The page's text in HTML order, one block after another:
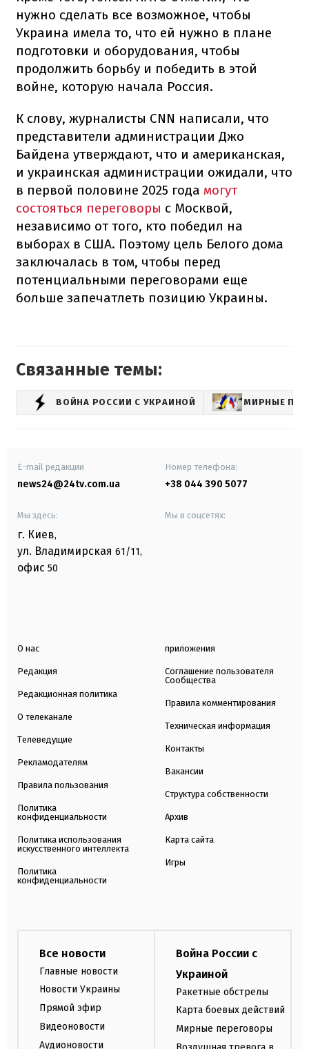
нужно сделать все возможное, чтобы
Украина имела то, что ей нужно в плане
подготовки и оборудования, чтобы
продолжить борьбу и победить в этой
войне, которую начала Россия.
К слову, журналисты CNN написали, что
представители администрации Джо
Байдена утверждают, что и американская,
и украинская администрации ожидали, что
в первой половине 2025 года могут
состояться переговоры с Москвой,
независимо от того, кто победил на
выборах в США. Поэтому цель Белого дома
заключалась в том, чтобы перед
потенциальными переговорами еще
больше запечатлеть позицию Украины.
Связанные темы:
ВОЙНА РОССИИ С УКРАИНОЙ МИРНЫЕ
E-mail редакции
news24@24tv.com.ua
Номер телефона:
+38 044 390 5077
Мы здесь:
г. Киев,
ул. Владимирская 61/11,
офис 50
Мы в соцсетях:
О нас
Редакция
Редакционная политика
О телеканале
Телеведущие
Рекламодателям
Правила пользования
Политика
конфиденциальности
Политика использования
искусственного интеллекта
Политика
конфиденциальности
приложения
Соглашение пользователя
Сообщества
Правила комментирования
Техническая информация
Контакты
Вакансии
Структура собственности
Архив
Карта сайта
Игры
Все новости
Главные новости
Новости Украины
Прямой эфир
Видеоновости
Аудионовости
Война России с
Украиной
Ракетные обстрелы
Карта боевых действий
Мирные переговоры